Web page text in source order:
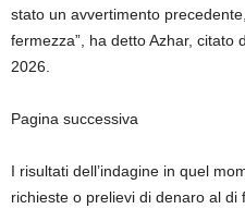
stato un avvertimento
fermezza”, ha detto Azhar, citato
2026.
Pagina successiva
I risultati dell’indagine in quel
richieste o prelievi di denaro al di